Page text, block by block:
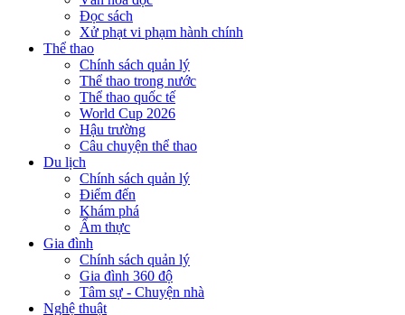
Đọc sách
Xử phạt vi phạm hành chính
Thể thao
Chính sách quản lý
Thể thao trong nước
Thể thao quốc tế
World Cup 2026
Hậu trường
Câu chuyện thể thao
Du lịch
Chính sách quản lý
Điểm đến
Khám phá
Ẩm thực
Gia đình
Chính sách quản lý
Gia đình 360 độ
Tâm sự - Chuyện nhà
Nghệ thuật